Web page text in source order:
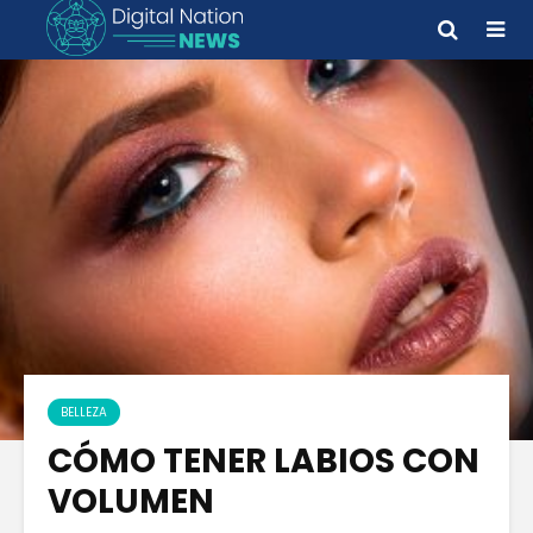
BELLEZA
CÓMO TENER LABIOS CON
VOLUMEN